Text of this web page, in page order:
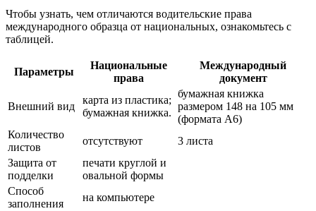
Чтобы узнать, чем отличаются водительские права
международного образца от национальных, ознакомьтесь с
таблицей.
Параметры
Национальные
права
Международный
документ
Внешний вид
карта из пластика;
бумажная книжка.
бумажная книжка
размером 148 на 105 мм
(формата А6)
Количество
листов
отсутствуют
3 листа
Защита от
подделки
печати круглой и
овальной формы
Способ
заполнения
на компьютере